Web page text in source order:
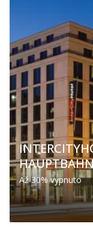
Až 30% vypnuto